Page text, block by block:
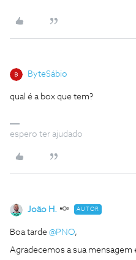
ByteSábio
qual é a box que tem?
espero ter ajudado
João H. AUTOR
Boa tarde ​ @PNO,
Agradecemos a sua mensagem